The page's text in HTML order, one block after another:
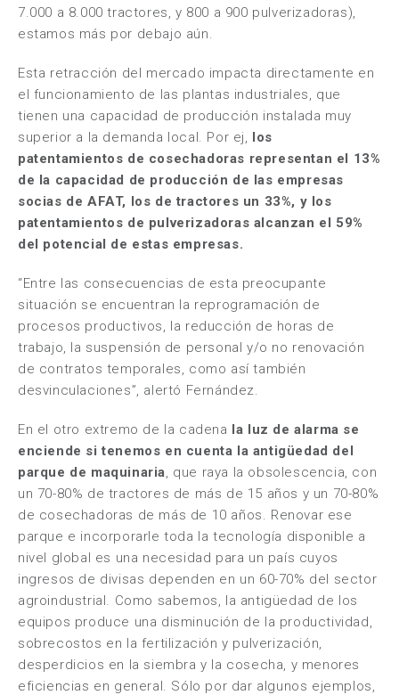
7.000 a 8.000 tractores, y 800 a 900 pulverizadoras),
estamos más por debajo aún.
Esta retracción del mercado impacta directamente en
el funcionamiento de las plantas industriales, que
tienen una capacidad de producción instalada muy
superior a la demanda local. Por ej, los
patentamientos de cosechadoras representan el 13%
de la capacidad de producción de las empresas
socias de AFAT, los de tractores un 33%, y los
patentamientos de pulverizadoras alcanzan el 59%
del potencial de estas empresas.
“Entre las consecuencias de esta preocupante
situación se encuentran la reprogramación de
procesos productivos, la reducción de horas de
trabajo, la suspensión de personal y/o no renovación
de contratos temporales, como así también
desvinculaciones”, alertó Fernández.
En el otro extremo de la cadena la luz de alarma se
enciende si tenemos en cuenta la antigüedad del
parque de maquinaria, que raya la obsolescencia, con
un 70-80% de tractores de más de 15 años y un 70-80%
de cosechadoras de más de 10 años. Renovar ese
parque e incorporarle toda la tecnología disponible a
nivel global es una necesidad para un país cuyos
ingresos de divisas dependen en un 60-70% del sector
agroindustrial. Como sabemos, la antigüedad de los
equipos produce una disminución de la productividad,
sobrecostos en la fertilización y pulverización,
desperdicios en la siembra y la cosecha, y menores
eficiencias en general. Sólo por dar algunos ejemplos,